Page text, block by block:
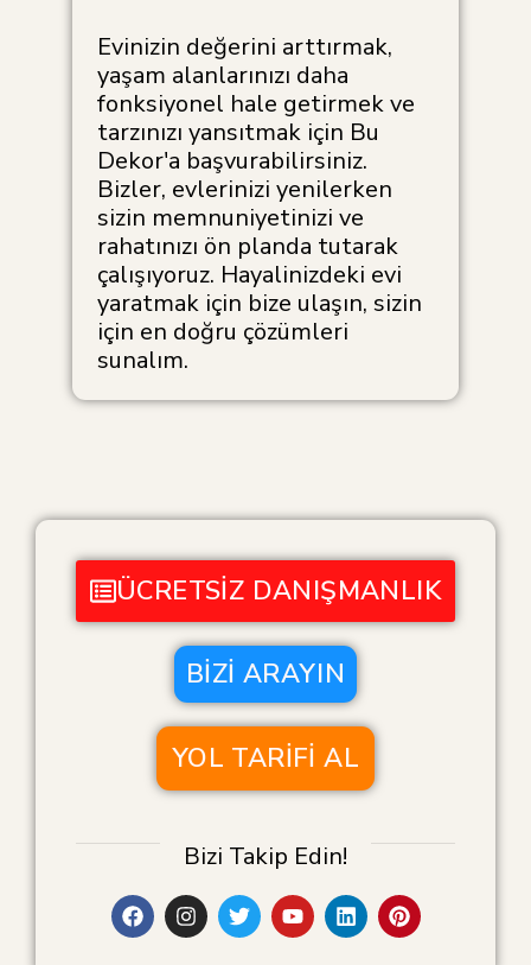
Evinizin değerini arttırmak,
yaşam alanlarınızı daha
fonksiyonel hale getirmek ve
tarzınızı yansıtmak için Bu
Dekor'a başvurabilirsiniz.
Bizler, evlerinizi yenilerken
sizin memnuniyetinizi ve
rahatınızı ön planda tutarak
çalışıyoruz. Hayalinizdeki evi
yaratmak için bize ulaşın, sizin
için en doğru çözümleri
sunalım.
ÜCRETSIZ DANIŞMANLIK
BIZI ARAYIN
YOL TARIFI AL
Bizi Takip Edin!